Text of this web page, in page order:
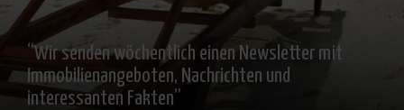
“Wir senden wöchentlich einen Newsletter mit
Immobilienangeboten, Nachrichten und
interessanten Fakten”